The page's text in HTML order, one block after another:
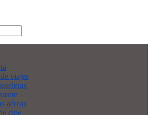
viajes
aéreas
cine